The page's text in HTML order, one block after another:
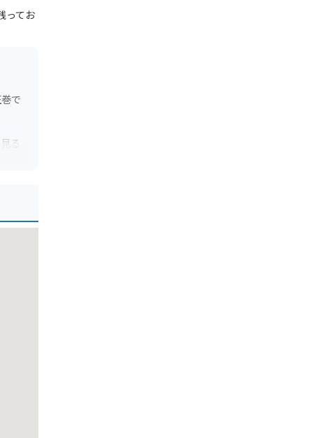
ってお
で
る